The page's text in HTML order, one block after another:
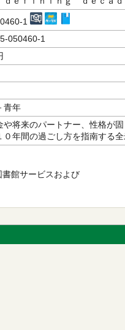
1
050460-1
青年
や将来のパートナー、性格が
０年間の過ごし方を指南する
館サービスおよび